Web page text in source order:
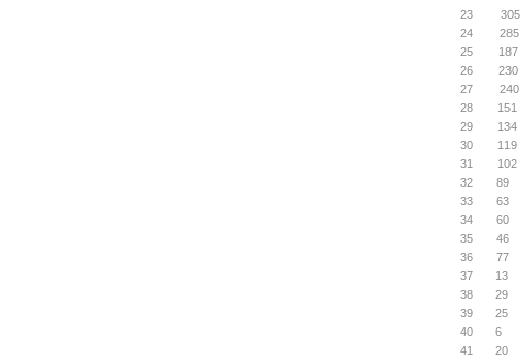
23 305
24 285
25 187
26 230
27 240
28 151
29 134
30 119
31 102
32 89
33 63
34 60
35 46
36 77
37 13
38 29
39 25
40 6
41 20